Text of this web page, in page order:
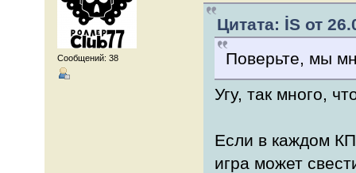
Сообщений: 38
Цитата: İS от
Поверьте, мы
Угу, так много,
Если в каждом КП
игра может